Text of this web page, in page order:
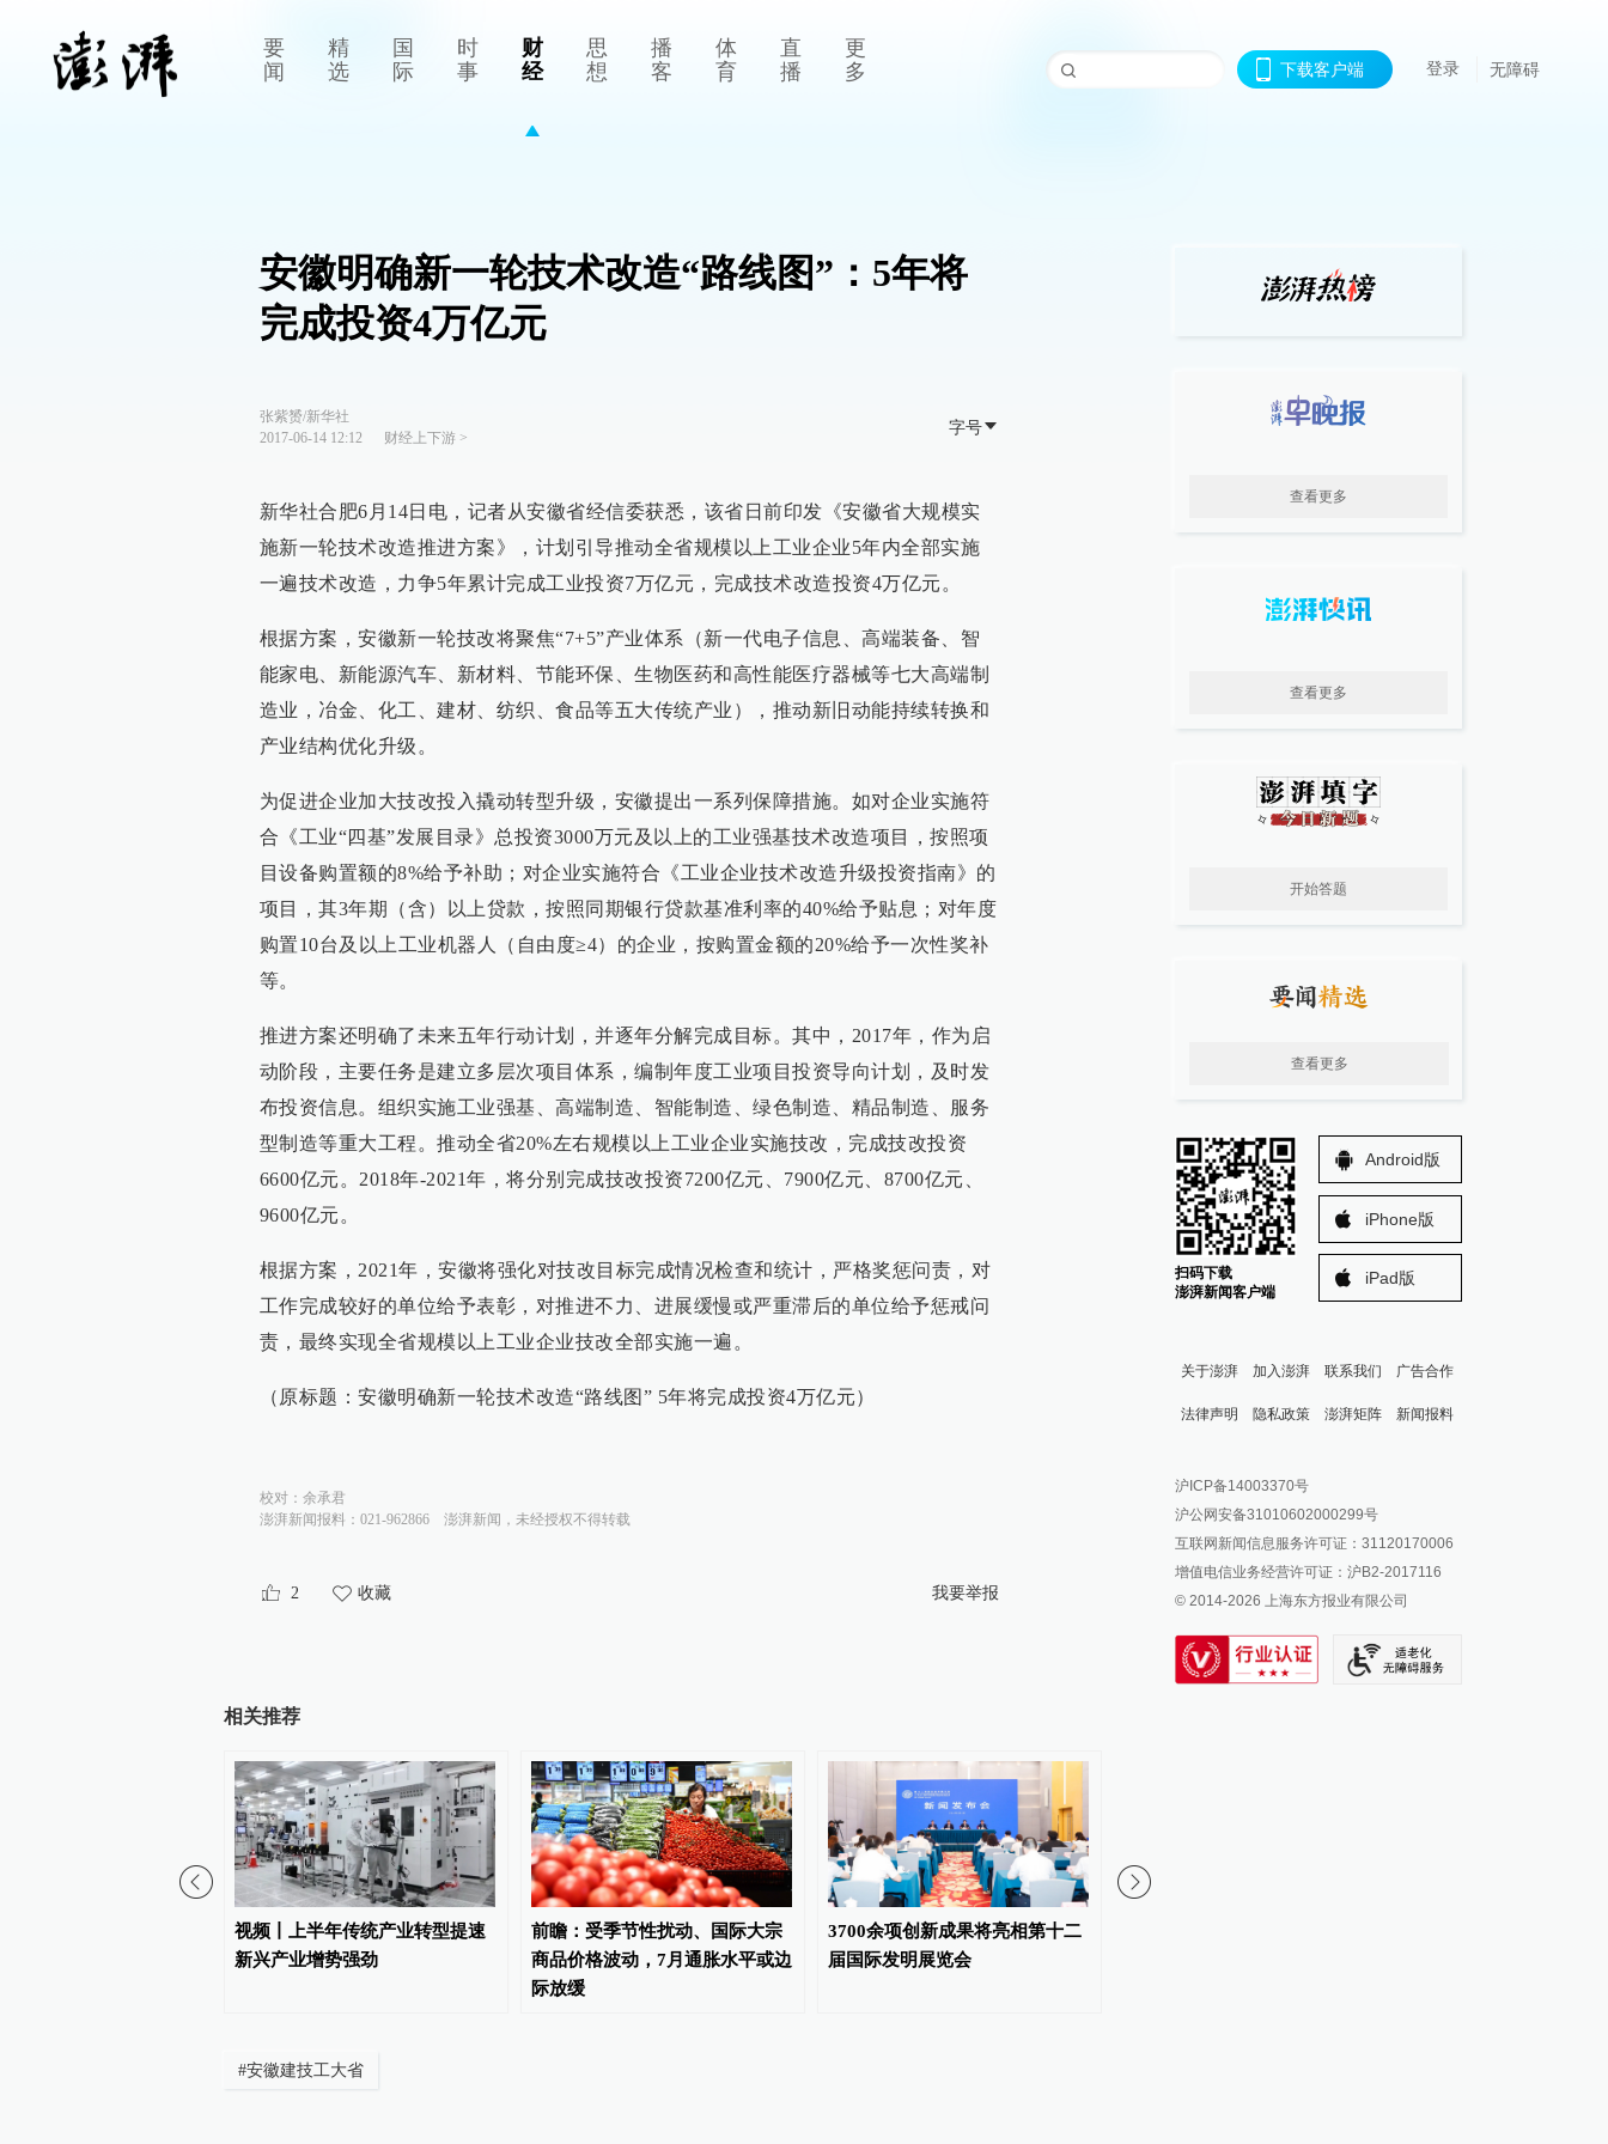
要
闻
精
选
国
际
时
事
财
经
思
想
播
客
体
育
直
播
更
多
下载客户端 登录 无障碍
安徽明确新一轮技术改造“路线图”：5年将
完成投资4万亿元
张紫赟/新华社
2017-06-14 12:12
财经上下游>
字号
新华社合肥6月14日电，记者从安徽省经信委获悉，该省日前印发《安徽省大规模实
施新一轮技术改造推进方案》，计划引导推动全省规模以上工业企业5年内全部实施
一遍技术改造，力争5年累计完成工业投资7万亿元，完成技术改造投资4万亿元。
根据方案，安徽新一轮技改将聚焦“7+5”产业体系（新一代电子信息、高端装备、智
能家电、新能源汽车、新材料、节能环保、生物医药和高性能医疗器械等七大高端制
造业，冶金、化工、建材、纺织、食品等五大传统产业），推动新旧动能持续转换和
产业结构优化升级。
为促进企业加大技改投入撬动转型升级，安徽提出一系列保障措施。如对企业实施符
合《工业“四基”发展目录》总投资3000万元及以上的工业强基技术改造项目，按照项
目设备购置额的8%给予补助；对企业实施符合《工业企业技术改造升级投资指南》的
项目，其3年期（含）以上贷款，按照同期银行贷款基准利率的40%给予贴息；对年度
购置10台及以上工业机器人（自由度≥4）的企业，按购置金额的20%给予一次性奖补
等。
推进方案还明确了未来五年行动计划，并逐年分解完成目标。其中，2017年，作为启
动阶段，主要任务是建立多层次项目体系，编制年度工业项目投资导向计划，及时发
布投资信息。组织实施工业强基、高端制造、智能制造、绿色制造、精品制造、服务
型制造等重大工程。推动全省20%左右规模以上工业企业实施技改，完成技改投资
6600亿元。2018年-2021年，将分别完成技改投资7200亿元、7900亿元、8700亿元、
9600亿元。
根据方案，2021年，安徽将强化对技改目标完成情况检查和统计，严格奖惩问责，对
工作完成较好的单位给予表彰，对推进不力、进展缓慢或严重滞后的单位给予惩戒问
责，最终实现全省规模以上工业企业技改全部实施一遍。
（原标题：安徽明确新一轮技术改造“路线图” 5年将完成投资4万亿元）
校对： 余承君
澎湃新闻报料：021-962866
澎湃新闻，未经授权不得转载
2 收藏 我要举报
相关推荐
视频丨上半年传统产业转型提速
新兴产业增势强劲
前瞻：受季节性扰动、国际大宗
商品价格波动，7月通胀水平或边
际放缓
3700余项创新成果将亮相第十二
届国际发明展览会
#安徽建技工大省
查看更多
查看更多
开始答题
查看更多
扫码下载
澎湃新闻客户端
Android版
iPhone版
iPad版
关于澎湃 加入澎湃 联系我们 广告合作
法律声明 隐私政策 澎湃矩阵
澎湃新闻公众号
澎湃新闻抖音号
派生万物开放平台
IP SHANGHAI
SIXTH TONE
新闻报料
报料邮箱: news@thepaper.cn
沪ICP备14003370号
沪公网安备31010602000299号
互联网新闻信息服务许可证：31120170006
增值电信业务经营许可证：沪B2-2017116
© 2014-2026 上海东方报业有限公司